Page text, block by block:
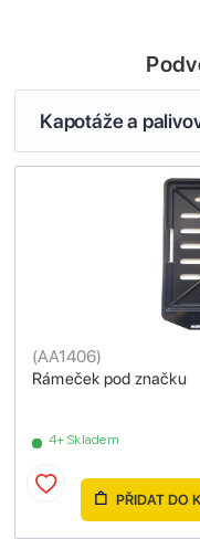
Kapotáže a
Rámeček pod značku
(AA1406)
4+ Skladem
PŘIDAT DO